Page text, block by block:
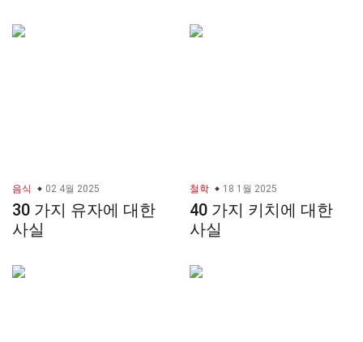
음식 02 4월 2025
30 가지 유자에 대한
사실
철학 18 1월 2025
40 가지 키치에 대한
사실